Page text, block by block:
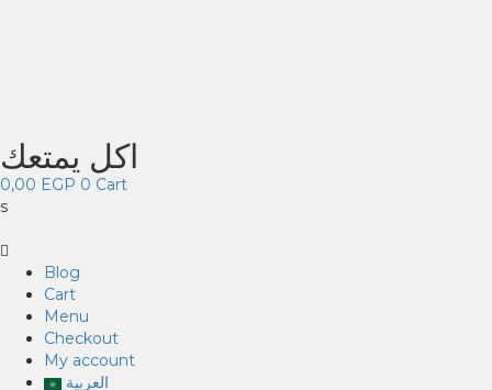
اكل يمتعك
0,00 EGP 0 Cart
s
Blog
Cart
Menu
Checkout
My account
العربية